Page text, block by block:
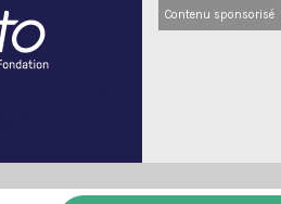
Contenu sponsorisé